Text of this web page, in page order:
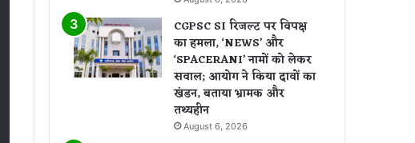
CGPSC SI रिजल्ट पर विपक्ष
का हमला, ‘NEWS’ और
‘SPACERANI’ नामों को लेकर
सवाल; आयोग ने किया दावों का
खंडन, बताया भ्रामक और
तथ्यहीन
August 6, 2026